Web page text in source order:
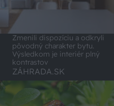
Zmenili dispozíciu a odkryli
pôvodný charakter bytu.
Výsledkom je interiér plný
kontrastov
ZÁHRADA.SK